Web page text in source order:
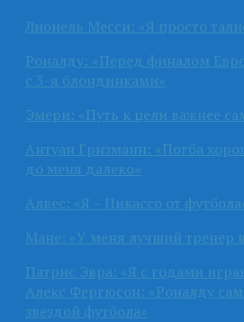
Лионель Месси: «Я просто
Роналду: «Перед финалом
с 3-я блондинками»
Эмери: «Путь к цели важнее
Антуан Гризманн: «Погба
до меня далеко»
Алвес: «Я – Пикассо от
Мане: «У меня лучший тренер
Патрис Эвра: «Я с годами
Алекс Фергюсон: «Роналду сам
звездой футбола»